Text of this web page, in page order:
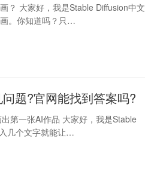
？ 大家好，我是Stable Diffusion中文
。你知道吗？只…
题?官网能找到答案吗?
第一张AI作品 大家好，我是Stable
几个文字就能让…